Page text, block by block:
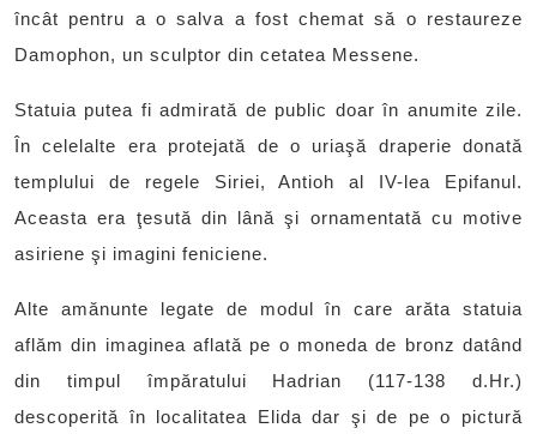
încât pentru a o salva a fost chemat să o restaureze
Damophon, un sculptor din cetatea Messene.
Statuia putea fi admirată de public doar în anumite zile.
În celelalte era protejată de o uriaşă draperie donată
templului de regele Siriei, Antioh al IV-lea Epifanul.
Aceasta era ţesută din lână şi ornamentată cu motive
asiriene şi imagini feniciene.
Alte amănunte legate de modul în care arăta statuia
aflăm din imaginea aflată pe o moneda de bronz datând
din timpul împăratului Hadrian (117-138 d.Hr.)
descoperită în localitatea Elida dar şi de pe o pictură